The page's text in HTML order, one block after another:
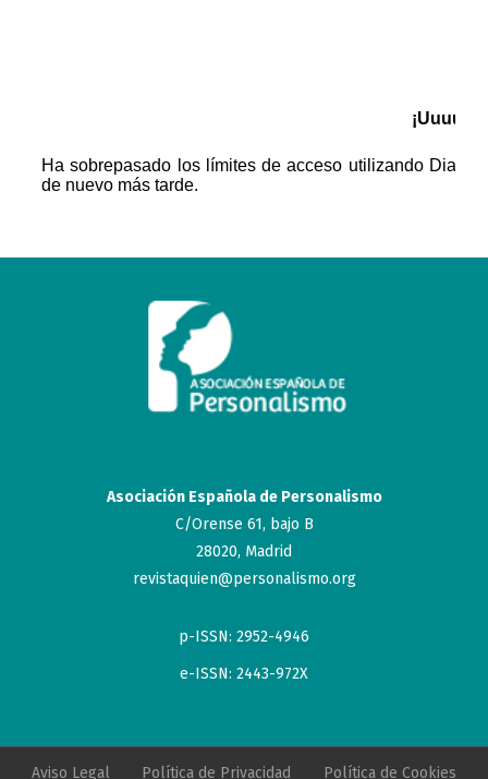
Asociación Española de Personalismo
C/Orense 61, bajo B
28020, Madrid
revistaquien@personalismo.org
p-ISSN: 2952-4946
e-ISSN: 2443-972X
Aviso Legal Política de Privacidad Política de Cookies